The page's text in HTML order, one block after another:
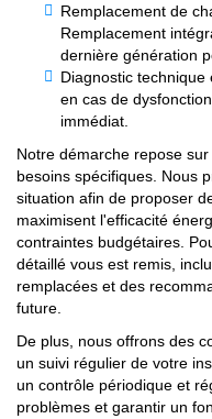
Remplacement de
Remplacement
dernière génération
Diagnostic
en cas de
immédiat.
Notre démarche repose
besoins spécifiques. Nous
situation afin de proposer
maximisent l'efficacité
contraintes budgétaires.
détaillé vous est remis,
remplacées et des
future.
De plus, nous offrons des
un suivi régulier de votre
un contrôle périodique et
problèmes et garantir un